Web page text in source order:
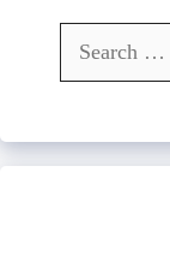
Search
for: